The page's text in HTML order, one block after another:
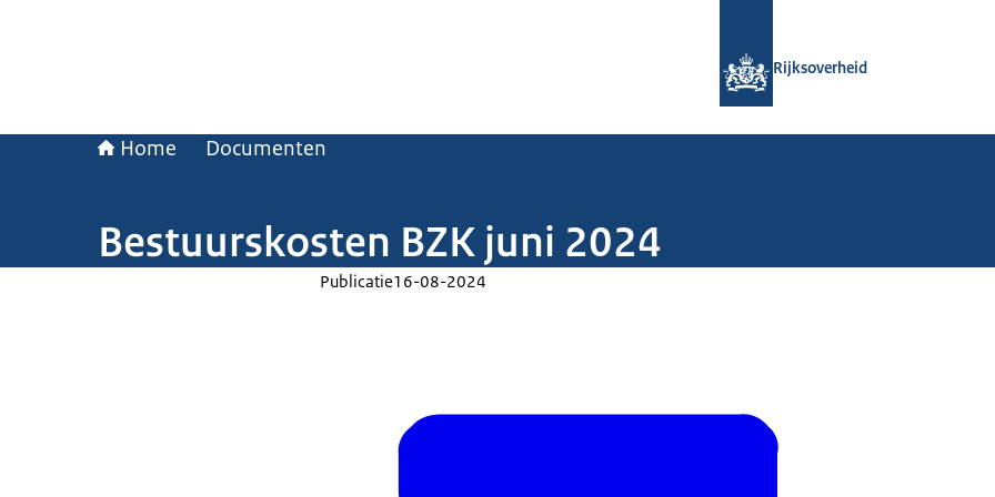
Rijksoverheid
Home Documenten
Bestuurskosten BZK juni 2024
Publicatie16-08-2024